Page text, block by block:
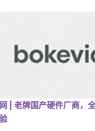
| 老牌国产硬件厂商，